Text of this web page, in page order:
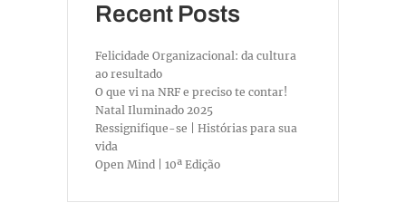
Recent Posts
Felicidade Organizacional: da cultura
ao resultado
O que vi na NRF e preciso te contar!
Natal Iluminado 2025
Ressignifique-se | Histórias para sua
vida
Open Mind | 10ª Edição